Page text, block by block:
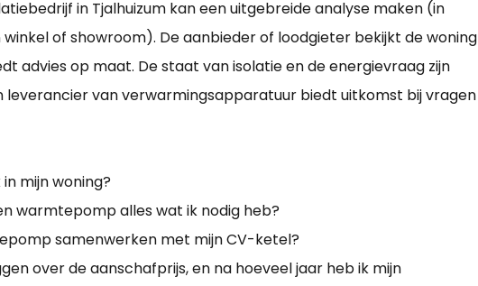
in Tjalhuizum kan een uitgebreide analyse maken (in
of showroom). De aanbieder of loodgieter bekijkt de woning
advies op maat. De staat van isolatie en de energievraag zijn
leverancier van verwarmingsapparatuur biedt uitkomst bij vragen
mijn woning?
warmtepomp alles wat ik nodig heb?
samenwerken met mijn CV-ketel?
over de aanschafprijs, en na hoeveel jaar heb ik mijn